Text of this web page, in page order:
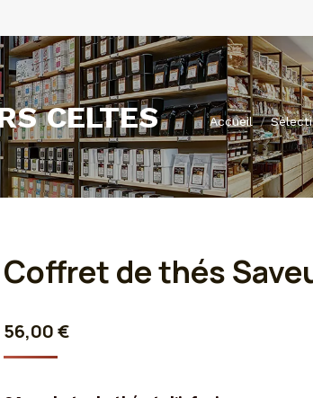
CELTES Vous êtes ici :
Accueil
Coffret de thés
56,00€